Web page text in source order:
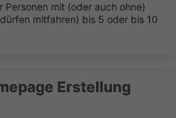
Personen mit (oder auch ohne)
mitfahren) bis 5 oder bis 10
Erstellung